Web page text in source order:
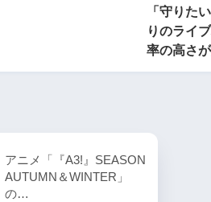
「守りた
りのライ
率の高さ
アニメ「『A3!』SEASON
AUTUMN＆WINTER」
の…